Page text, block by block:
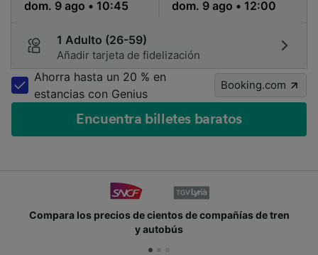
1 Adulto (26-59)
Añadir tarjeta de fidelización
Ahorra hasta un 20 % en
estancias con Genius
Booking.com
Encuentra billetes baratos
Compara los precios de cientos de compañías de tren
y autobús